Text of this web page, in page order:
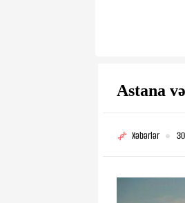
Astana
Xəbərlər